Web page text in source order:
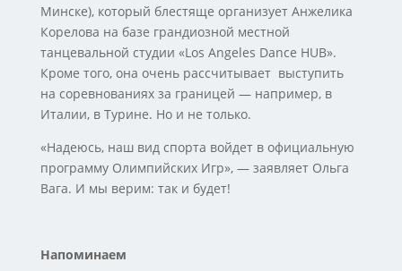
Минске), который блестяще организует Анжелика
Корелова на базе грандиозной местной
танцевальной студии «Los Angeles Dance HUB».
Кроме того, она очень рассчитывает выступить
на соревнованиях за границей — например, в
Италии, в Турине. Но и не только.
«Надеюсь, наш вид спорта войдет в официальную
программу Олимпийских Игр», — заявляет Ольга
Вага. И мы верим: так и будет!
Напоминаем